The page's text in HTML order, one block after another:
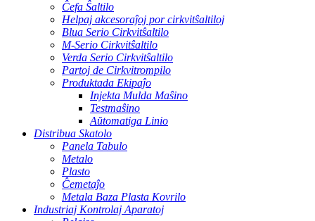
Ĉefa Ŝaltilo
Helpaj akcesoraĵoj por cirkvitŝaltiloj
Blua Serio Cirkvitŝaltilo
M-Serio Cirkvitŝaltilo
Verda Serio Cirkvitŝaltilo
Partoj de Cirkvitrompilo
Produktada Ekipaĵo
Injekta Mulda Maŝino
Testmaŝino
Aŭtomatiga Linio
Distribua Skatolo
Panela Tabulo
Metalo
Plasto
Ĉemetaĵo
Metala Baza Plasta Kovrilo
Industriaj Kontrolaj Aparatoj